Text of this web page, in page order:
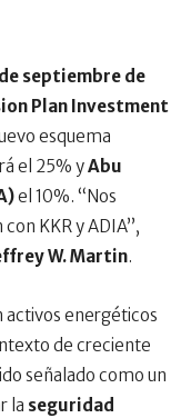
septiembre de
Plan Investment
esquema
el 25% yAbu
el 10%. “Nos
KKR y ADIA”,
W. Martin.
activos energéticos
de creciente
señalado como un
la seguridad